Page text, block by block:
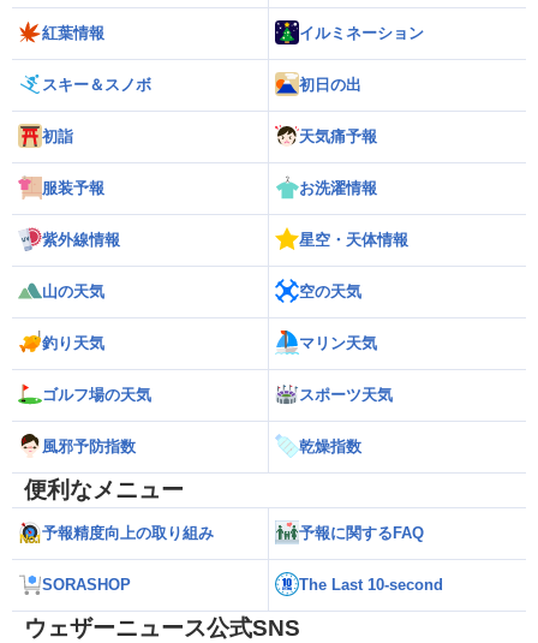
紅葉情報 イルミネーション
スキー＆スノボ 初日の出
初詣 天気痛予報
服装予報 お洗濯情報
紫外線情報 星空・天体情報
山の天気 空の天気
釣り天気 マリン天気
ゴルフ場の天気 スポーツ天気
風邪予防指数 乾燥指数
便利なメニュー
予報精度向上の取り組み 予報に関するFAQ
SORASHOP The Last 10-second
ウェザーニュース公式SNS